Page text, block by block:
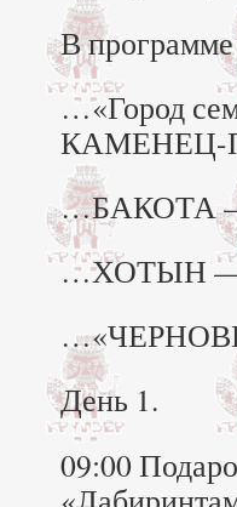
В программе
…«Город
…БАКОТА —
…ХОТЫН —
День 1.
09:00